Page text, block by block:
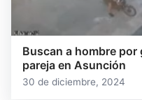
Buscan a hombre
pareja en Asunción
30 de diciembre, 2024